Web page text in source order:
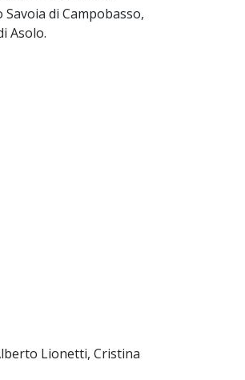
di Campobasso,
Asolo.
Lionetti, Cristina